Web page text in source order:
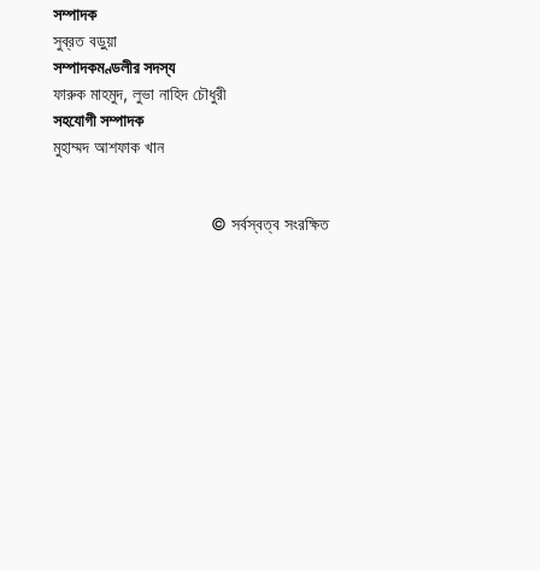
সম্পাদক
সুব্রত বড়ুয়া
সম্পাদকমণ্ডলীর সদস্য
ফারুক মাহমুদ, লুভা নাহিদ চৌধুরী
সহযোগী সম্পাদক
মুহাম্মদ আশফাক খান
© সর্বস্বত্ব সংরক্ষিত